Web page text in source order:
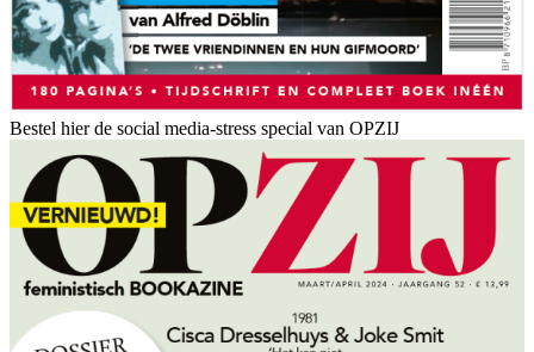
Bestel hier de social media-stress special van OPZIJ